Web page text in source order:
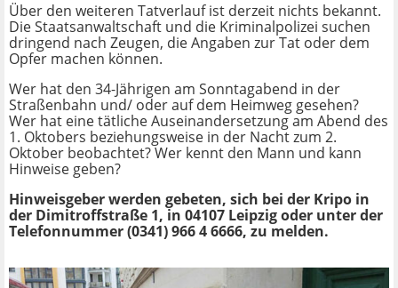
Über den weiteren Tatverlauf ist derzeit nichts bekannt.
Die Staatsanwaltschaft und die Kriminalpolizei suchen
dringend nach Zeugen, die Angaben zur Tat oder dem
Opfer machen können.
Wer hat den 34-Jährigen am Sonntagabend in der
Straßenbahn und/ oder auf dem Heimweg gesehen?
Wer hat eine tätliche Auseinandersetzung am Abend des
1. Oktobers beziehungsweise in der Nacht zum 2.
Oktober beobachtet? Wer kennt den Mann und kann
Hinweise geben?
Hinweisgeber werden gebeten, sich bei der Kripo in
der Dimitroffstraße 1, in 04107 Leipzig oder unter der
Telefonnummer (0341) 966 4 6666, zu melden.